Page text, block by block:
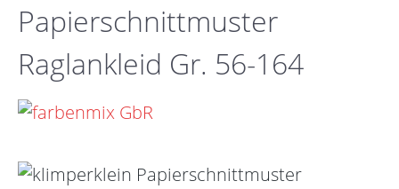
Papierschnittmuster
Raglankleid Gr. 56-164
Bildergalerie überspringen